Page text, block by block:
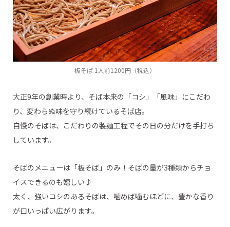
板そば 1人前1200円（税込）
大正9年の創業時より、そば本来の「コシ」「風味」にこだわ
り、変わらぬ味を守り続けているそば店。
自慢のそばは、こだわりの製麺工程でその日の分だけを手打ち
しています。
そばのメニューは「板そば」のみ！そばの量が3種類からチョ
イスできるのも嬉しい♪
太く、強いコシのあるそばは、噛めば噛むほどに、豊かな香り
が口いっぱい広がります。